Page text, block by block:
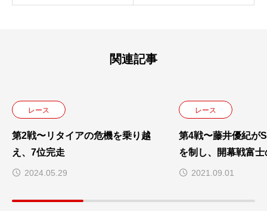
関連記事
レース
第2戦〜リタイアの危機を乗り越
え、7位完走
2024.05.29
レース
第4戦〜藤井優紀が
を制し、開幕戦富
2021.09.01